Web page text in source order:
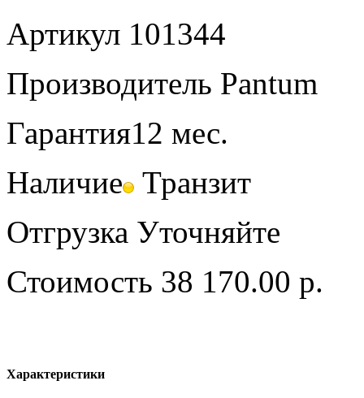
Артикул 101344
Производитель Pantum
Гарантия12 мес.
Наличие Транзит
Отгрузка Уточняйте
Стоимость 38 170.00 р.
Характеристики